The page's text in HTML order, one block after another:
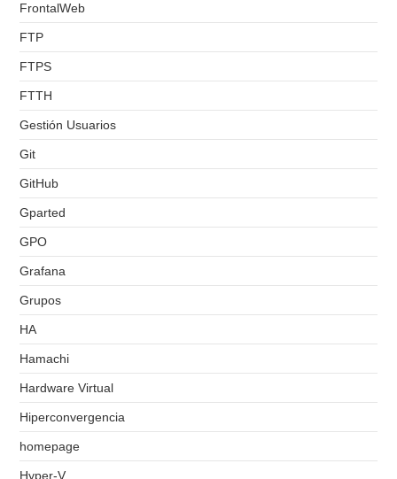
FrontalWeb
FTP
FTPS
FTTH
Gestión Usuarios
Git
GitHub
Gparted
GPO
Grafana
Grupos
HA
Hamachi
Hardware Virtual
Hiperconvergencia
homepage
Hyper-V